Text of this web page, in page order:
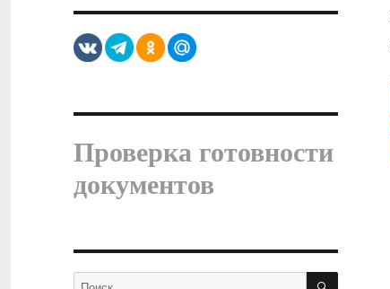
Проверка готовности
документов
Искать: ПОИСК